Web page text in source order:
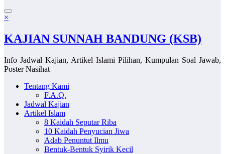
×
KAJIAN SUNNAH BANDUNG (KSB)
Info Jadwal Kajian, Artikel Islami Pilihan, Kumpulan Soal Jawab,
Poster Nasihat
Tentang Kami
F.A.Q.
Jadwal Kajian
Artikel Islam
8 Kaidah Seputar Riba
10 Kaidah Penyucian Jiwa
Adab Penuntut Ilmu
Bentuk-Bentuk Syirik Kecil